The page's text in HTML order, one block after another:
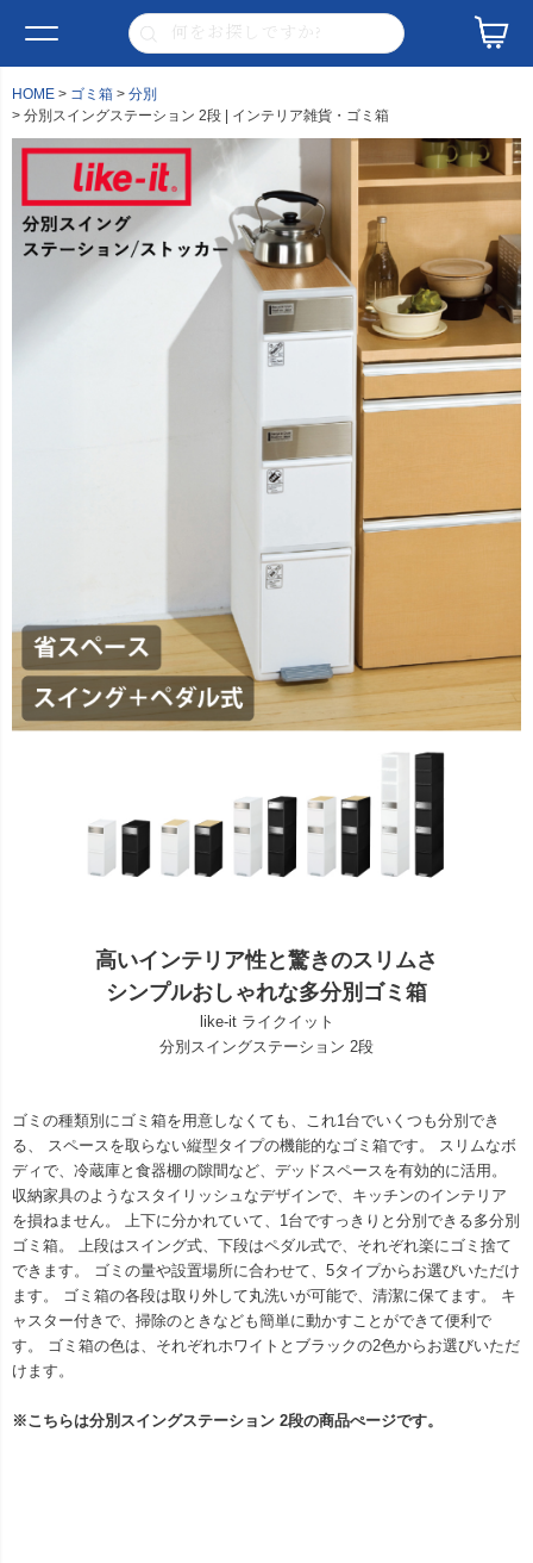
HOME ゴミ箱
分別
分別スイングステーション 2段 | インテリア雑貨・ゴミ箱
高いインテリア性と驚きのスリムさ
シンプルおしゃれな多分別ゴミ箱
like-it ライクイット
分別スイングステーション 2段
ゴミの種類別にゴミ箱を用意しなくても、これ1台でいくつも分別でき
る、 スペースを取らない縦型タイプの機能的なゴミ箱です。 スリムなボ
ディで、冷蔵庫と食器棚の隙間など、デッドスペースを有効的に活用。
収納家具のようなスタイリッシュなデザインで、キッチンのインテリア
を損ねません。 上下に分かれていて、1台ですっきりと分別できる多分別
ゴミ箱。 上段はスイング式、下段はペダル式で、それぞれ楽にゴミ捨て
できます。 ゴミの量や設置場所に合わせて、5タイプからお選びいただけ
ます。 ゴミ箱の各段は取り外して丸洗いが可能で、清潔に保てます。 キ
ャスター付きで、掃除のときなども簡単に動かすことができて便利で
す。 ゴミ箱の色は、それぞれホワイトとブラックの2色からお選びいただ
けます。
※こちらは分別スイングステーション 2段の商品ぺージです。